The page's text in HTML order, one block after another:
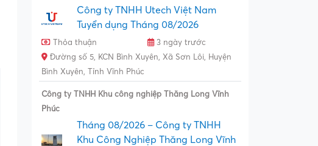
Công ty TNHH Utech Việt Nam
Tuyển dụng Tháng 08/2026
Thỏa thuận
3 ngày trước
Đường số 5, KCN Bình Xuyên, Xã Sơn Lôi, Huyện
Bình Xuyên, Tỉnh Vĩnh Phúc
Công ty TNHH Khu công nghiệp Thăng Long Vĩnh
Phúc
Tháng 08/2026 – Công ty TNHH
Khu Công Nghiệp Thăng Long Vĩnh